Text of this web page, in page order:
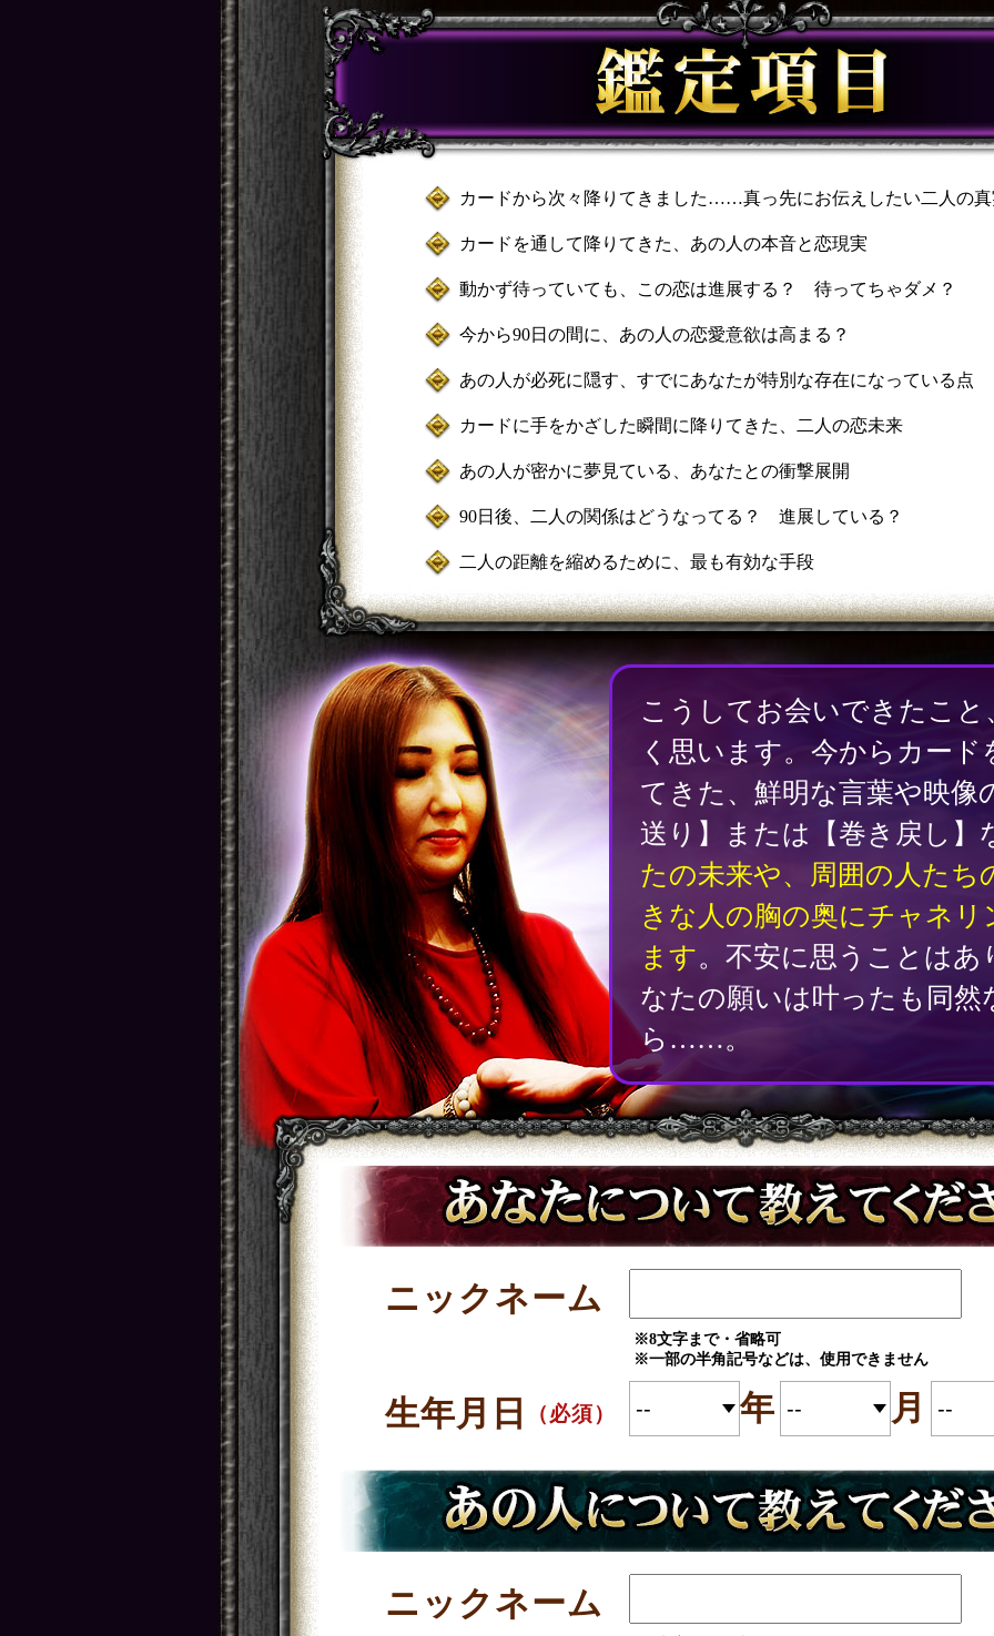
カードから次々降りてきました……真っ先にお伝えしたい二人の
カードを通して降りてきた、あの人の本音と恋現実
動かず待っていても、この恋は進展する？ 待ってちゃダメ？
今から90日の間に、あの人の恋愛意欲は高まる？
あの人が必死に隠す、すでにあなたが特別な存在になっている点
カードに手をかざした瞬間に降りてきた、二人の恋未来
あの人が密かに夢見ている、あなたとの衝撃展開
90日後、二人の関係はどうなってる？ 進展している？
二人の距離を縮めるために、最も有効な手段
こうしてお会いできたこ
く思います。今からカード
てきた、鮮明な言葉や映像
送り】または【巻き戻し】
たの未来や、周囲の人たち
きな人の胸の奥にチャネ
ます。不安に思うことはあ
なたの願いは叶ったも同然
ら……。
ニックネーム
※8文字まで・省略可
※一部の半角記号などは、使用できません
生年月日 （必須） 年 月
ニックネーム